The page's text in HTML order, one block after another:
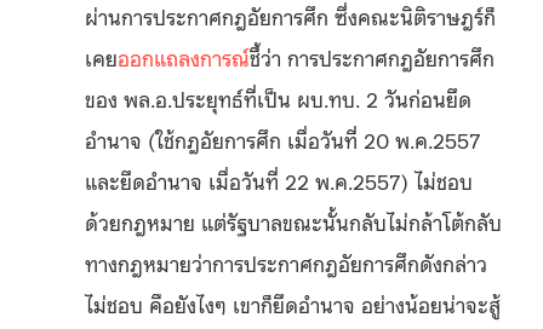
ผ่านการประกาศกฎอัยการศึก ซึ่งคณะนิติราษฎร์ก็
เคยออกแถลงการณ์ชี้ว่า การประกาศกฎอัยการศึก
ของ พล.อ.ประยุทธ์ที่เป็น ผบ.ทบ. 2 วันก่อนยึด
อำนาจ (ใช้กฎอัยการศึก เมื่อวันที่ 20 พ.ค.2557
และยึดอำนาจ เมื่อวันที่ 22 พ.ค.2557) ไม่ชอบ
ด้วยกฎหมาย แต่รัฐบาลขณะนั้นกลับไม่กล้าโต้กลับ
ทางกฎหมายว่าการประกาศกฎอัยการศึกดังกล่าว
ไม่ชอบ คือยังไงๆ เขาก็ยึดอำนาจ อย่างน้อยน่าจะสู้